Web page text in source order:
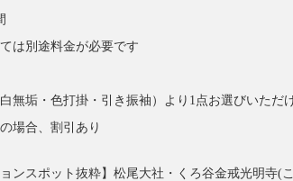
は別途料金が必要です
無垢・色打掛・引き振袖）より1点お選びいただけ
場合、割引あり
ョンスポット抜粋】松尾大社・くろ谷金戒光明寺(